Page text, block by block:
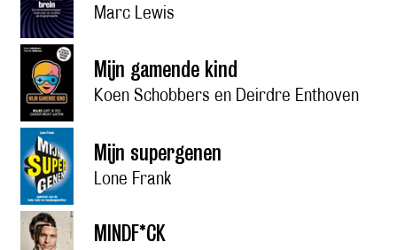
Marc Lewis
Mijn gamende kind
Koen Schobbers en Deirdre Enthoven
Mijn supergenen
Lone Frank
MINDF*CK